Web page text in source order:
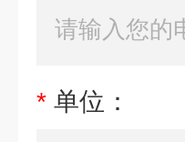
* 单位：